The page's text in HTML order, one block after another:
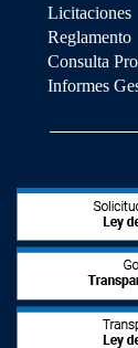
Licitaciones
Reglamento
Consulta
Informes